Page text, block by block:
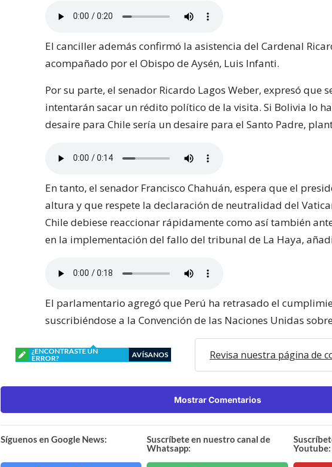
El canciller además confirmó la asistencia del Cardenal
acompañado por el Obispo de Aysén, Luis Infanti.
Por su parte, el senador Ricardo Lagos Weber, expresó que
intentarán sacar un rédito político de la visita. Si Bolivia lo
desaire para Chile sería un desaire para el Santo Padre,
En tanto, el senador Francisco Chahuán, espera que el
altura y que respete la declaración de neutralidad del
Chile debiese reaccionar rápidamente como así también
en la implementación del fallo del tribunal de La Haya,
El parlamentario agregó que Perú ha retrasado el
suscribiéndose a la Convención de las Naciones Unidas
¿ENCONTRASTE UN
ERROR?
AVÍSANOS Revisa nuestra página de
Mostrar Comentarios
Síguenos en Google News:
Suscríbete en nuestro canal de
Whatsapp:
Youtube: